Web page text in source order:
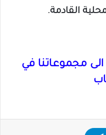
القادمة.
مجموعاتنا في